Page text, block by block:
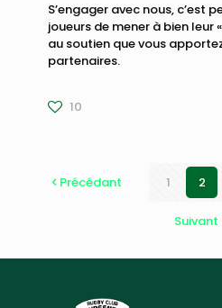
S’engager avec nous, c’est
joueurs de mener à bien leur
au soutien que vous
partenaires.
10
Précédant 1 2
Suivant